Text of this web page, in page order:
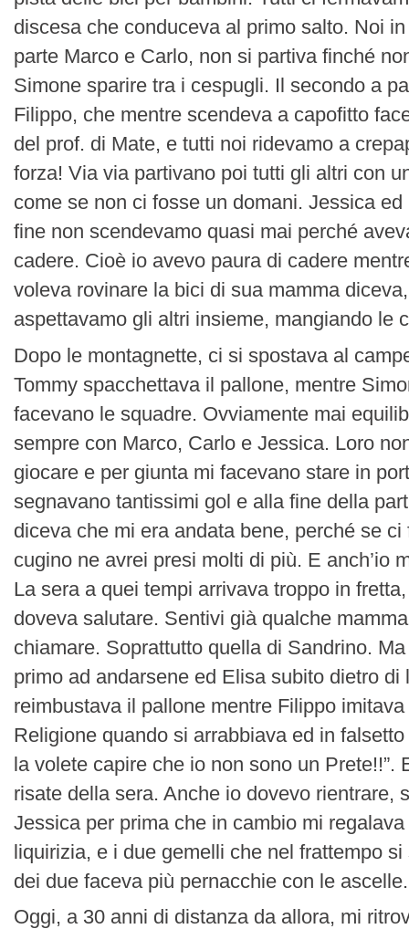
discesa che conduceva al primo salto. Noi
parte Marco e Carlo, non si partiva finché
Simone sparire tra i cespugli. Il secondo a
Filippo, che mentre scendeva a capofitto
del prof. di Mate, e tutti noi ridevamo a
forza! Via via partivano poi tutti gli altri con
come se non ci fosse un domani. Jessica
fine non scendevamo quasi mai perché
cadere. Cioè io avevo paura di cadere
voleva rovinare la bici di sua mamma
aspettavamo gli altri insieme, mangiando le
Dopo le montagnette, ci si spostava al
Tommy spacchettava il pallone, mentre
facevano le squadre. Ovviamente mai
sempre con Marco, Carlo e Jessica. Loro
giocare e per giunta mi facevano stare in
segnavano tantissimi gol e alla fine della
diceva che mi era andata bene, perché se
cugino ne avrei presi molti di più. E anch’io
La sera a quei tempi arrivava troppo in
doveva salutare. Sentivi già qualche
chiamare. Soprattutto quella di Sandrino.
primo ad andarsene ed Elisa subito dietro di
reimbustava il pallone mentre Filippo
Religione quando si arrabbiava ed in falsetto
la volete capire che io non sono un Prete!!”.
risate della sera. Anche io dovevo rientrare,
Jessica per prima che in cambio mi
liquirizia, e i due gemelli che nel frattempo
dei due faceva più pernacchie con le ascelle.
Oggi, a 30 anni di distanza da allora, mi